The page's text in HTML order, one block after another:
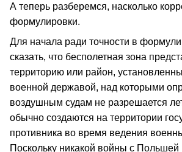
А теперь разберемся, насколько
формулировки.
Для начала ради точности в
сказать, что бесполетная зона
территорию или район,
военной державой, над которыми
воздушным судам не разрешается
обычно создаются на территории
противника во время ведения
Поскольку никакой войны с Польшей